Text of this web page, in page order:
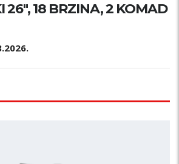
26", 18 BRZINA, 2 KOMAD